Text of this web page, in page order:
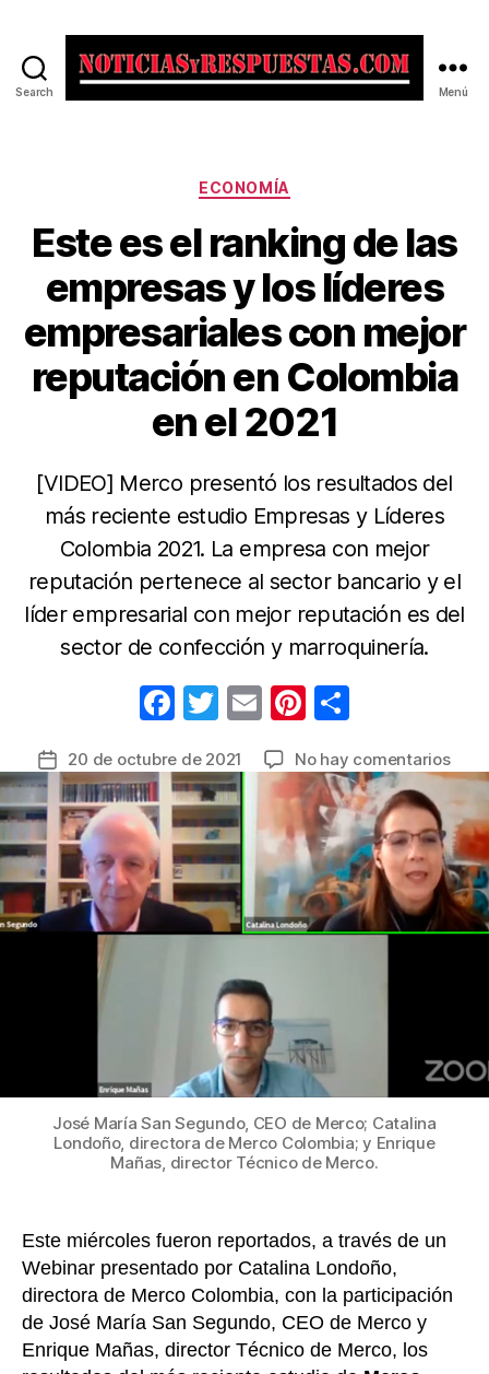
Search Menú
Categorías
ECONOMÍA
Este es el ranking de las
empresas y los líderes
empresariales con mejor
reputación en Colombia
en el 2021
[VIDEO] Merco presentó los resultados del
más reciente estudio Empresas y Líderes
Colombia 2021. La empresa con mejor
reputación pertenece al sector bancario y el
líder empresarial con mejor reputación es del
sector de confección y marroquinería.
F
c
e
b
o
o
k
T
itt
er
E
ail
Pi
er
e
st
m
p
ar
tir
Fecha
de
la
entrada
20 de octubre de 2021 No hay comentariosen
Este
es
el
de
las
José María San Segundo, CEO de Merco; Catalina
Londoño, directora de Merco Colombia; y Enrique
Mañas, director Técnico de Merco.
Este miércoles fueron reportados, a través de un
Webinar presentado por Catalina Londoño,
directora de Merco Colombia, con la participación
de José María San Segundo, CEO de Merco y
Enrique Mañas, director Técnico de Merco, los